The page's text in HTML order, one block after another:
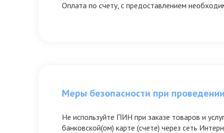
Оплата по счету, с предоставлением
Меры безопасности при
Не используйте ПИН при заказе товаров и
банковской(ом) карте (счете) через сеть